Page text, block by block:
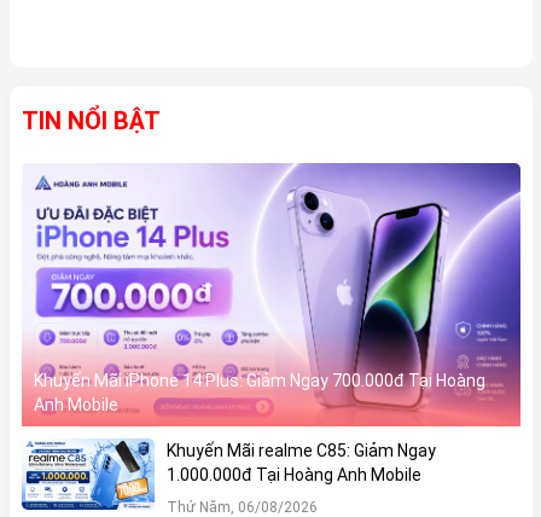
TIN NỔI BẬT
Khuyến Mãi iPhone 14 Plus: Giảm Ngay 700.000đ Tại Hoàng
Anh Mobile
Khuyến Mãi realme C85: Giảm Ngay
1.000.000đ Tại Hoàng Anh Mobile
Thứ Năm, 06/08/2026